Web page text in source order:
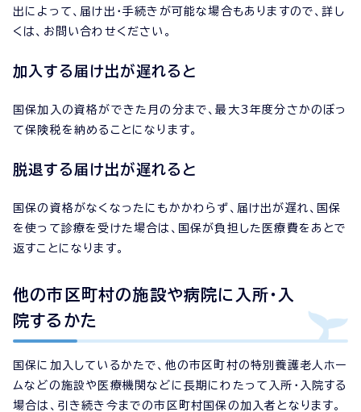
出によって、届け出・手続きが可能な場合もありますので、詳し
くは、お問い合わせください。
加入する届け出が遅れると
国保加入の資格ができた月の分まで、最大3年度分さかのぼっ
て保険税を納めることになります。
脱退する届け出が遅れると
国保の資格がなくなったにもかかわらず、届け出が遅れ、国保
を使って診療を受けた場合は、国保が負担した医療費をあとで
返すことになります。
他の市区町村の施設や病院に入所・入
院するかた
国保に加入しているかたで、他の市区町村の特別養護老人ホー
ムなどの施設や医療機関などに長期にわたって入所・入院する
場合は、引き続き今までの市区町村国保の加入者となります。